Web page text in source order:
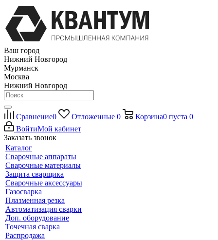
Ваш город
Нижний Новгород
Мурманск
Москва
Нижний Новгород
Сравнение0 Отложенные 0 Корзина0 пуста 0
ВойтиМой кабинет
Заказать звонок
Каталог
Сварочные аппараты
Сварочные материалы
Защита сварщика
Сварочные аксессуары
Газосварка
Плазменная резка
Автоматизация сварки
Доп. оборудование
Точечная сварка
Распродажа